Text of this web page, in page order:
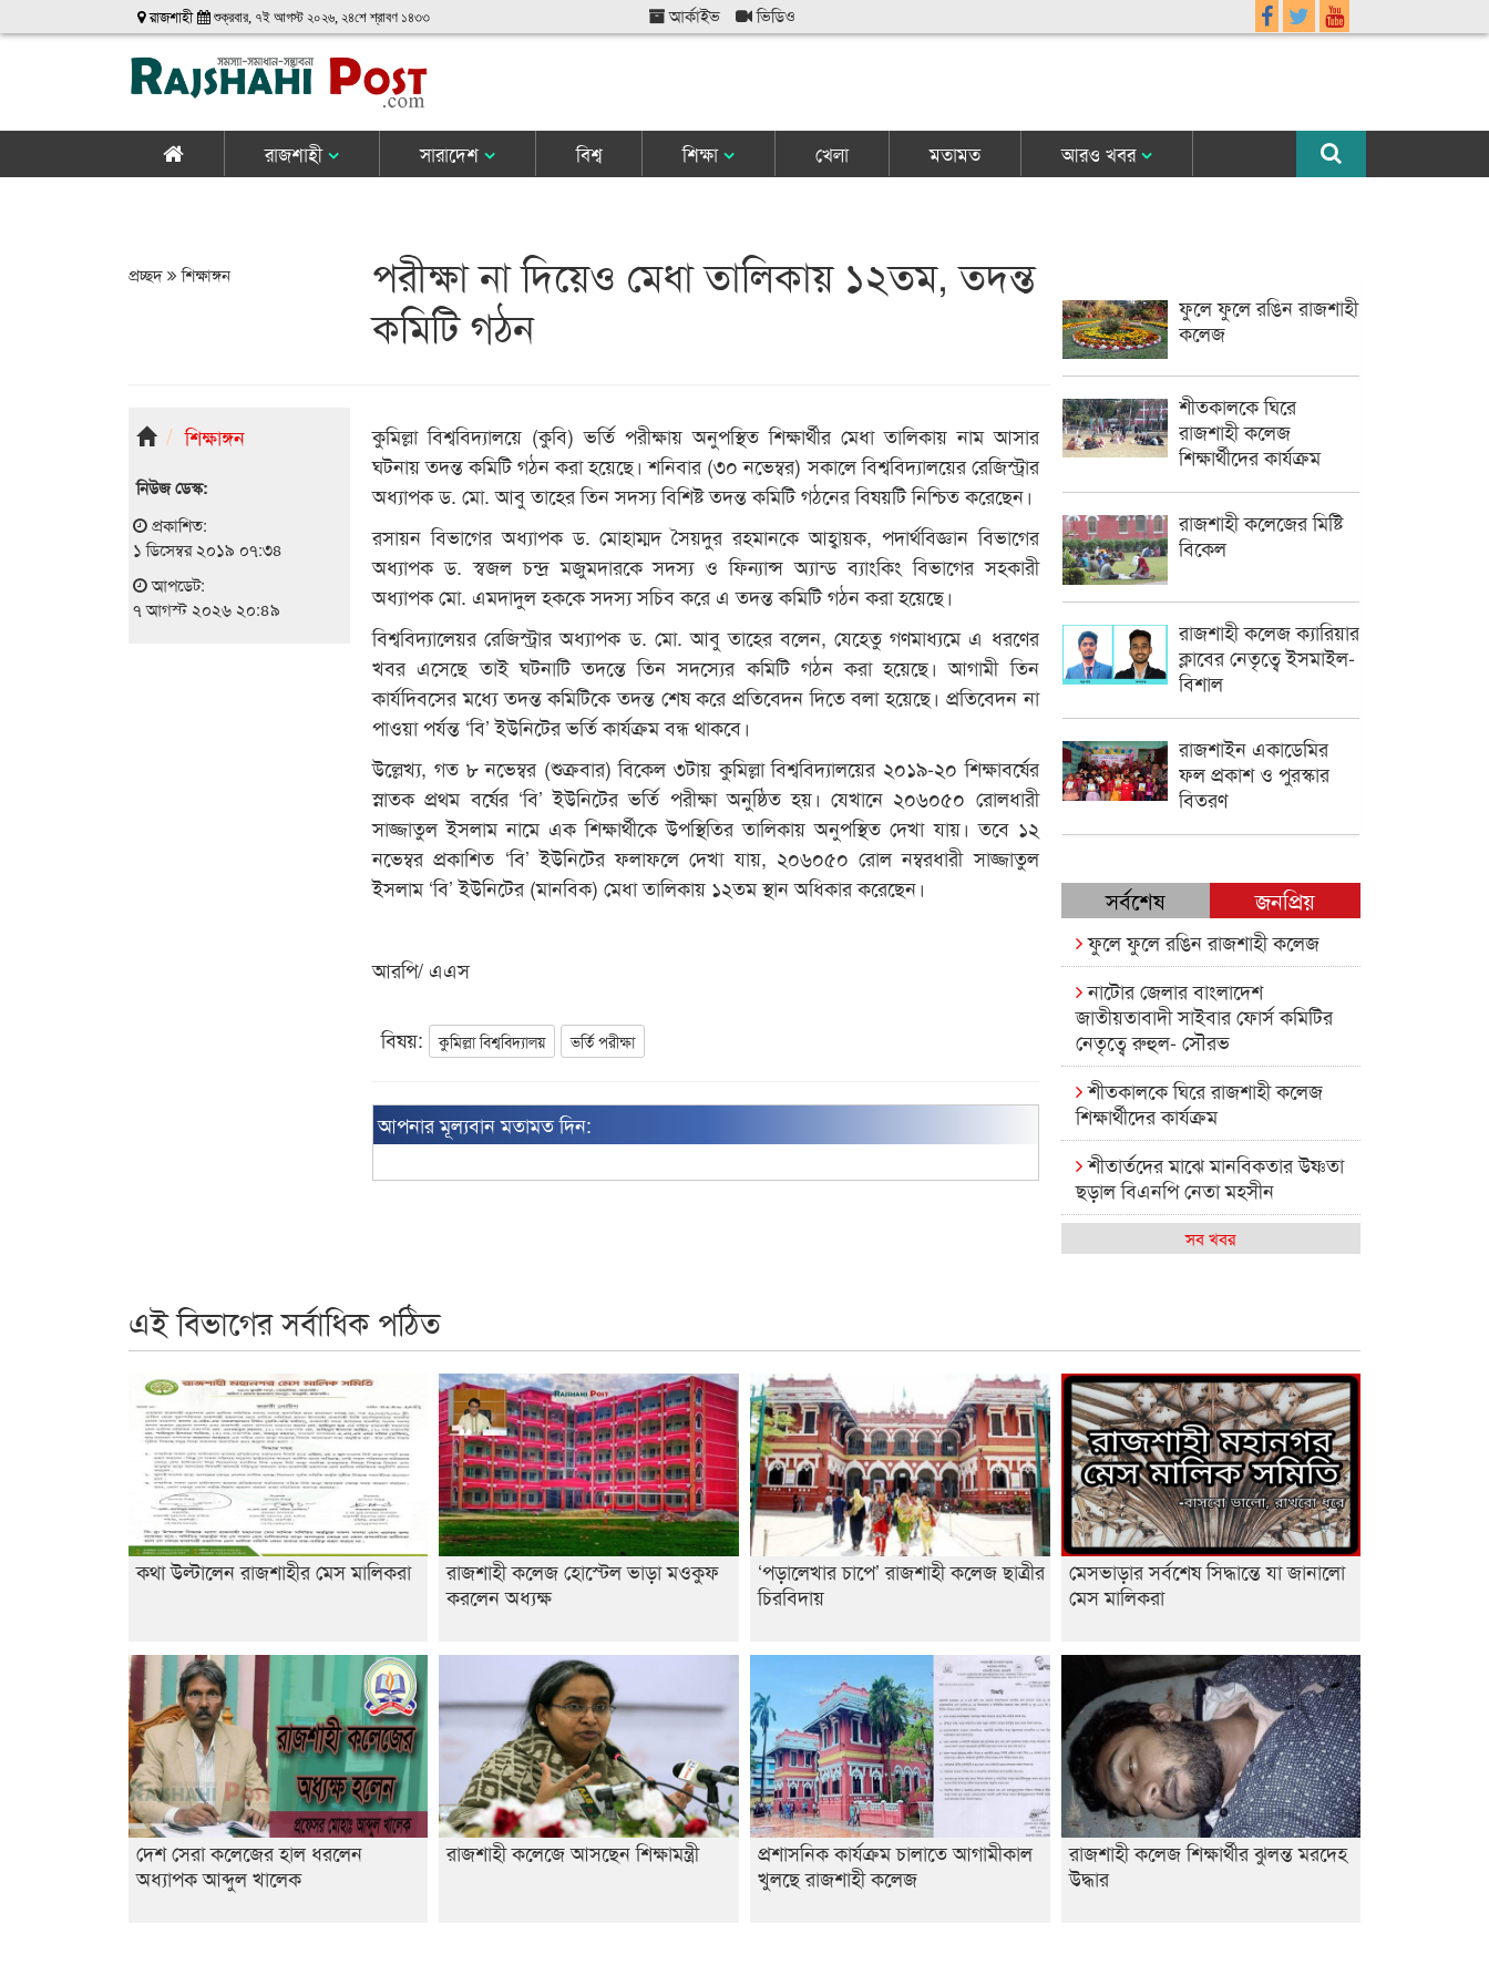
রাজশাহী শুক্রবার, ৭ই আগস্ট ২০২৬, ২৪শে শ্রাবণ ১৪৩৩ আর্কাইভ ভিডিও
রাজশাহী সারাদেশ বিশ্ব শিক্ষা খেলা মতামত আরও খবর
প্রচ্ছদ শিক্ষাঙ্গন
পরীক্ষা না দিয়েও মেধা তালিকায় ১২তম, তদন্ত
কমিটি গঠন
শিক্ষাঙ্গন
নিউজ ডেস্ক:
প্রকাশিত:
১ ডিসেম্বর ২০১৯ ০৭:৩৪
আপডেট:
৭ আগস্ট ২০২৬ ২০:৪৯
কুমিল্লা বিশ্ববিদ্যালয়ে (কুবি) ভর্তি পরীক্ষায় অনুপস্থিত শিক্ষার্থীর মেধা তালিকায় নাম আসার
ঘটনায় তদন্ত কমিটি গঠন করা হয়েছে। শনিবার (৩০ নভেম্বর) সকালে বিশ্ববিদ্যালয়ের রেজিস্ট্রার
অধ্যাপক ড. মো. আবু তাহের তিন সদস্য বিশিষ্ট তদন্ত কমিটি গঠনের বিষয়টি নিশ্চিত করেছেন।
রসায়ন বিভাগের অধ্যাপক ড. মোহাম্মদ সৈয়দুর রহমানকে আহ্বায়ক, পদার্থবিজ্ঞান বিভাগের
অধ্যাপক ড. স্বজল চন্দ্র মজুমদারকে সদস্য ও ফিন্যান্স অ্যান্ড ব্যাংকিং বিভাগের সহকারী
অধ্যাপক মো. এমদাদুল হককে সদস্য সচিব করে এ তদন্ত কমিটি গঠন করা হয়েছে।
বিশ্ববিদ্যালেয়র রেজিস্ট্রার অধ্যাপক ড. মো. আবু তাহের বলেন, যেহেতু গণমাধ্যমে এ ধরণের
খবর এসেছে তাই ঘটনাটি তদন্তে তিন সদস্যের কমিটি গঠন করা হয়েছে। আগামী তিন
কার্যদিবসের মধ্যে তদন্ত কমিটিকে তদন্ত শেষ করে প্রতিবেদন দিতে বলা হয়েছে। প্রতিবেদন না
পাওয়া পর্যন্ত ‘বি’ ইউনিটের ভর্তি কার্যক্রম বন্ধ থাকবে।
উল্লেখ্য, গত ৮ নভেম্বর (শুক্রবার) বিকেল ৩টায় কুমিল্লা বিশ্ববিদ্যালয়ের ২০১৯-২০ শিক্ষাবর্ষের
স্নাতক প্রথম বর্ষের ‘বি’ ইউনিটের ভর্তি পরীক্ষা অনুষ্ঠিত হয়। যেখানে ২০৬০৫০ রোলধারী
সাজ্জাতুল ইসলাম নামে এক শিক্ষার্থীকে উপস্থিতির তালিকায় অনুপস্থিত দেখা যায়। তবে ১২
নভেম্বর প্রকাশিত ‘বি’ ইউনিটের ফলাফলে দেখা যায়, ২০৬০৫০ রোল নম্বরধারী সাজ্জাতুল
ইসলাম ‘বি’ ইউনিটের (মানবিক) মেধা তালিকায় ১২তম স্থান অধিকার করেছেন।
আরপি/ এএস
বিষয়: কুমিল্লা বিশ্ববিদ্যালয় ভর্তি পরীক্ষা
আপনার মূল্যবান মতামত দিন:
ফুলে ফুলে রঙিন রাজশাহী
কলেজ
শীতকালকে ঘিরে
রাজশাহী কলেজ
শিক্ষার্থীদের কার্যক্রম
রাজশাহী কলেজের মিষ্টি
বিকেল
রাজশাহী কলেজ ক্যারিয়ার
ক্লাবের নেতৃত্বে ইসমাইল-
বিশাল
রাজশাইন একাডেমির
ফল প্রকাশ ও পুরস্কার
বিতরণ
সর্বশেষ জনপ্রিয়
ফুলে ফুলে রঙিন রাজশাহী কলেজ
নাটোর জেলার বাংলাদেশ
জাতীয়তাবাদী সাইবার ফোর্স কমিটির
নেতৃত্বে রুহুল- সৌরভ
শীতকালকে ঘিরে রাজশাহী কলেজ
শিক্ষার্থীদের কার্যক্রম
শীতার্তদের মাঝে মানবিকতার উষ্ণতা
ছড়াল বিএনপি নেতা মহসীন
রাজশাহী কলেজের মিষ্টি বিকেল
নেতৃত্বে ইসমাইল- বিশাল
রাজশাইন একাডেমির ফল প্রকাশ ও
পুরস্কার বিতরণ
রাজশাহী কলেজের শিক্ষার্থী শাখাওয়াত
পেলেন স্টার এক্সিলেন্স অ্যাওয়ার্ড
বিশ্ব নদী বিবস উপলক্ষে নদী সুরক্ষায়
নাওযাত্রা
খেলার মাঠে বানানো হয়েছে গর্ত
ঝুঁকিতে আষাড়িয়াদহর দুই বিদ্যালয়
ইসলামের ইতিহাস ও সংস্কৃতি বিভাগের
লাইট হাউজ ক্লাবের নেতৃত্ব ইসতিয়াক-
মাহফুজ
ডাকসুতে শিবিরের নিরঙ্কুশ জয়
রাজশাহীতে ট্রাকচাপায় ভ্যানচালক
সব খবর
এই বিভাগের সর্বাধিক পঠিত
কথা উল্টালেন রাজশাহীর মেস মালিকরা
রাজশাহী কলেজ হোস্টেল ভাড়া মওকুফ
করলেন অধ্যক্ষ
‘পড়ালেখার চাপে’ রাজশাহী কলেজ ছাত্রীর
চিরবিদায়
মেসভাড়ার সর্বশেষ সিদ্ধান্তে যা জানালো
মেস মালিকরা
দেশ সেরা কলেজের হাল ধরলেন
অধ্যাপক আব্দুল খালেক
রাজশাহী কলেজে আসছেন শিক্ষামন্ত্রী
প্রশাসনিক কার্যক্রম চালাতে আগামীকাল
খুলছে রাজশাহী কলেজ
রাজশাহী কলেজ শিক্ষার্থীর ঝুলন্ত মরদেহ
উদ্ধার